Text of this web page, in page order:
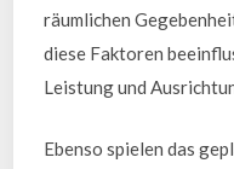
räumlichen
diese Faktoren
Leistung und
Ebenso spielen das